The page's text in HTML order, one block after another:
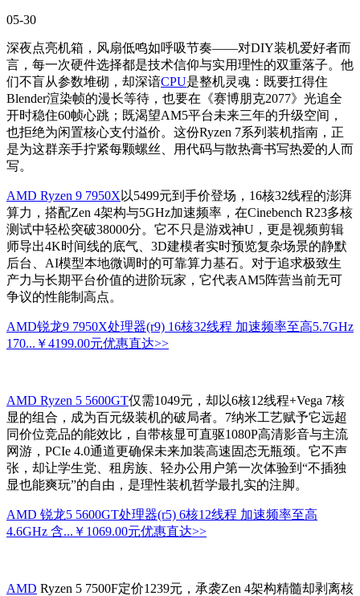
05-30
深夜点亮机箱，风扇低鸣如呼吸节奏——对DIY装机爱好者而
言，每一次硬件选择都是技术信仰与实用理性的双重落子。他
们不盲从参数堆砌，却深谙CPU是整机灵魂：既要扛得住
Blender渲染帧的漫长等待，也要在《赛博朋克2077》光追全
开时稳住60帧心跳；既渴望AM5平台未来三年的升级空间，
也拒绝为闲置核心支付溢价。这份Ryzen 7系列装机指南，正
是为这群亲手拧紧每颗螺丝、用代码与散热膏书写热爱的人而
写。
AMD Ryzen 9 7950X 以5499元到手价登场，16核32线程的澎湃
算力，搭配Zen 4架构与5GHz加速频率，在Cinebench R23多核
测试中轻松突破38000分。它不只是游戏神U，更是视频剪辑
师导出4K时间线的底气、3D建模者实时预览复杂场景的静默
后台、AI模型本地微调时的可靠算力基石。对于追求极致生
产力与长期平台价值的进阶玩家，它代表AM5阵营当前无可
争议的性能制高点。
AMD锐龙9 7950X处理器(r9) 16核32线程 加速频率至高5.7GHz
170... ￥4199.00元优惠直达>>
AMD Ryzen 5 5600GT仅需1049元，却以6核12线程+Vega 7核
显的组合，成为百元级装机的破局者。7纳米工艺赋予它远超
同价位竞品的能效比，自带核显可直驱1080P高清影音与主流
网游，PCIe 4.0通道更确保未来加装高速固态无瓶颈。它不声
张，却让学生党、租房族、轻办公用户第一次体验到“不插独
显也能爽玩”的自由，是理性装机哲学最扎实的注脚。
AMD 锐龙5 5600GT处理器(r5) 6核12线程 加速频率至高
4.6GHz 含... ￥1069.00元优惠直达>>
AMD Ryzen 5 7500F定价1239元，承袭Zen 4架构精髓却剥离核